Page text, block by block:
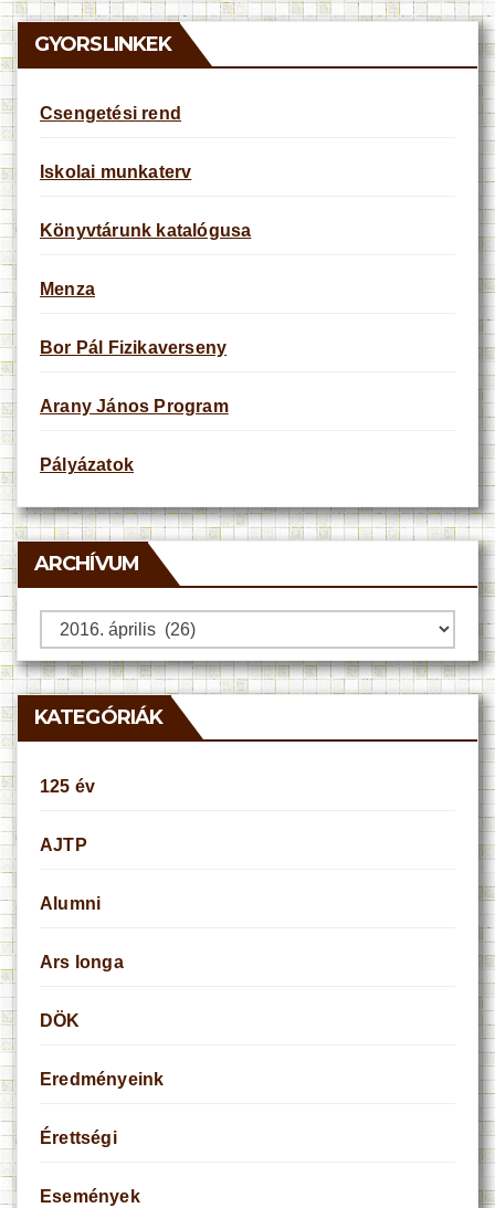
c
e
GYORSLINKEK
Csengetési rend
Iskolai munkaterv
Könyvtárunk katalógusa
Menza
Bor Pál Fizikaverseny
Arany János Program
Pályázatok
ARCHÍVUM
Archívum
KATEGÓRIÁK
125 év
AJTP
Alumni
Ars longa
DÖK
Eredményeink
Érettségi
Események